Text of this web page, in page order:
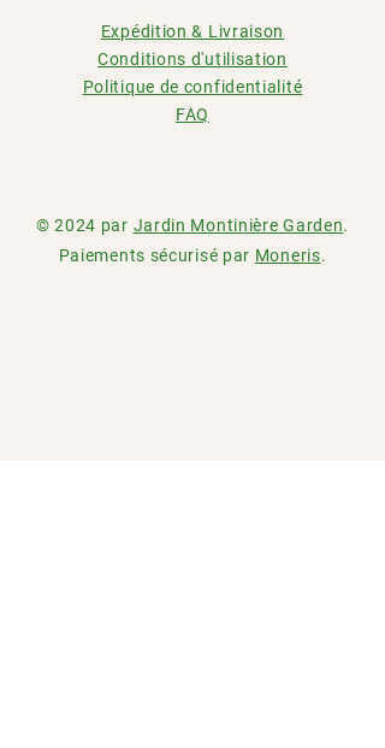
Expédition & Livraison
Conditions d'utilisation
Politique de confidentialité
FAQ
© 2024 par Jardin Montinière Garden.
Paiements sécurisé par Moneris.